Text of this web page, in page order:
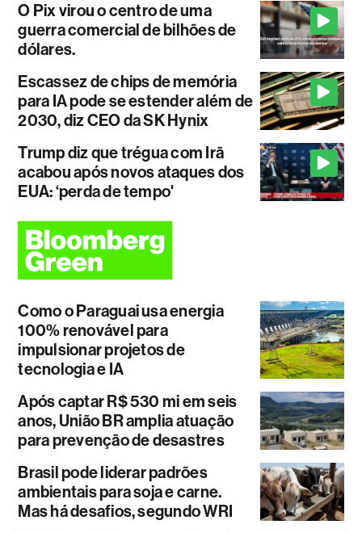
O Pix virou o centro de uma
guerra comercial de bilhões de
dólares.
Escassez de chips de memória
para IA pode se estender além de
2030, diz CEO da SK Hynix
Trump diz que trégua com Irã
acabou após novos ataques dos
EUA: ‘perda de tempo'
Como o Paraguai usa energia
100% renovável para
impulsionar projetos de
tecnologia e IA
Após captar R$ 530 mi em seis
anos, União BR amplia atuação
para prevenção de desastres
Brasil pode liderar padrões
ambientais para soja e carne.
Mas há desafios, segundo WRI